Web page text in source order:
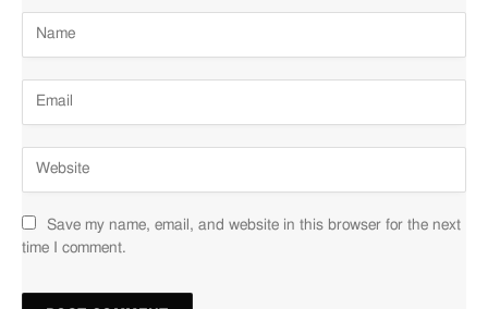
Save my name, email, and website in this browser for the next
time I comment.